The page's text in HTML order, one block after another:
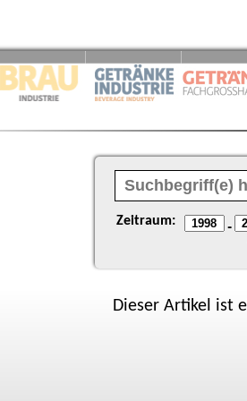
Zeitraum: -
Dieser Artikel ist